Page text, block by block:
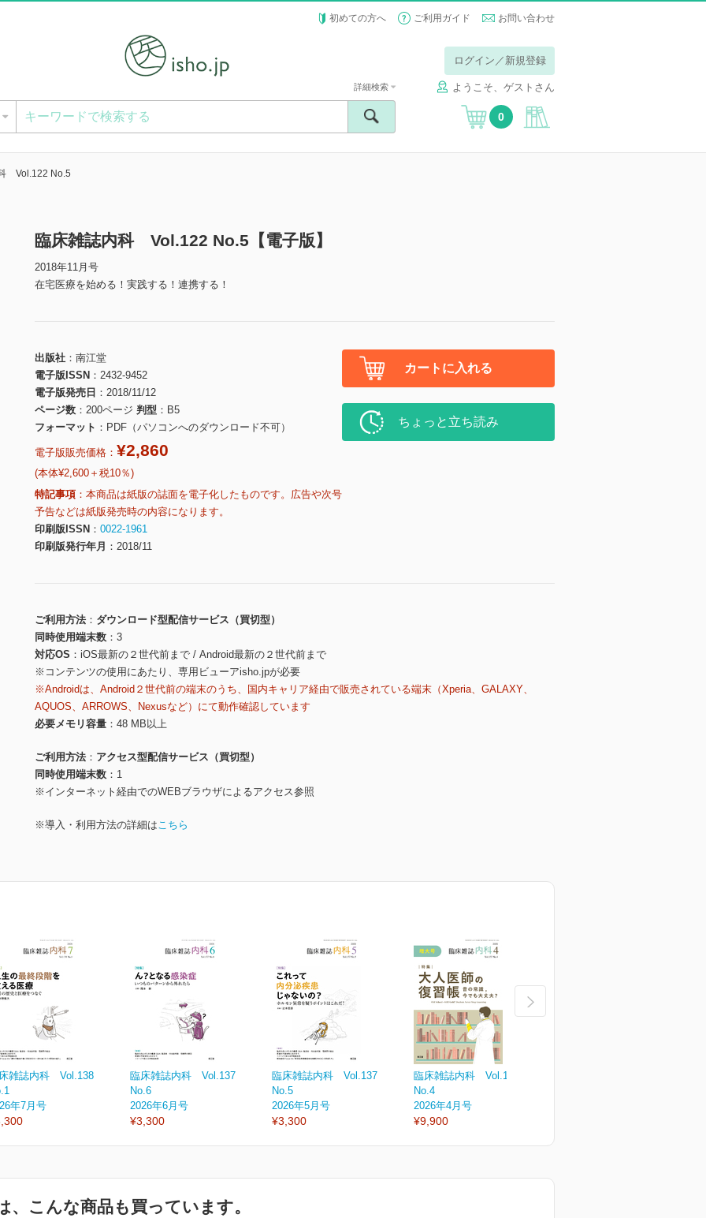
初めての方へ ご利用ガイド お問い合わせ
ログイン／新規登録
ようこそ、ゲストさん
詳細検索
0
Vol.122 No.5
臨床雑誌内科 Vol.122 No.5【電子版】
2018年11月号
在宅医療を始める！実践する！連携する！
出版社
南江堂
電子版ISSN
2432-9452
電子版発売日
2018/11/12
ページ数
200ページ 判型
B5
フォーマット
PDF（パソコンへのダウンロード不可）
電子版販売価格： ¥2,860
(本体¥2,600＋税10％)
特記事項
本商品は紙版の誌面を電子化したものです。広告や次号
予告などは紙版発売時の内容になります。
印刷版ISSN
0022-1961
印刷版発行年月
2018/11
カートに入れる
ちょっと立ち読み
ご利用方法
ダウンロード型配信サービス（買切型）
同時使用端末数
3
対応OS
iOS最新の２世代前まで / Android最新の２世代前まで
※コンテンツの使用にあたり、専用ビューアisho.jpが必要
※Androidは、Android２世代前の端末のうち、国内キャリア経由で販売されている端末（Xperia、GALAXY、
AQUOS、ARROWS、Nexusなど）にて動作確認しています
必要メモリ容量
48 MB以上
ご利用方法
アクセス型配信サービス（買切型）
同時使用端末数
1
※インターネット経由でのWEBブラウザによるアクセス参照
※導入・利用方法の詳細はこちら
雑誌内科 Vol.138
年7月号
臨床雑誌内科 Vol.137
No.6
2026年6月号
¥3,300
臨床雑誌内科 Vol.137
No.5
2026年5月号
¥3,300
臨床雑誌内科 Vol.137
No.4
2026年4月号
¥9,900
、こんな商品も買っています。